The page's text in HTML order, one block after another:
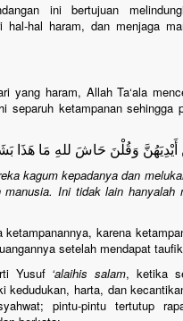
ini bertujuan
hal-hal haram, dan menjaga
yang haram, Allah Ta‘ala
separuh ketampanan sehingga
أَيْدِيَهُنَّ وَقُلْنَ حَاشَ للهِ مَا هَذَا
kagum kepadanya dan
Ini tidak lain hanyalah
karena
setelah mendapat
Yusuf ‘alaihis salam, ketika
kedudukan, harta, dan
pintu-pintu tertutup